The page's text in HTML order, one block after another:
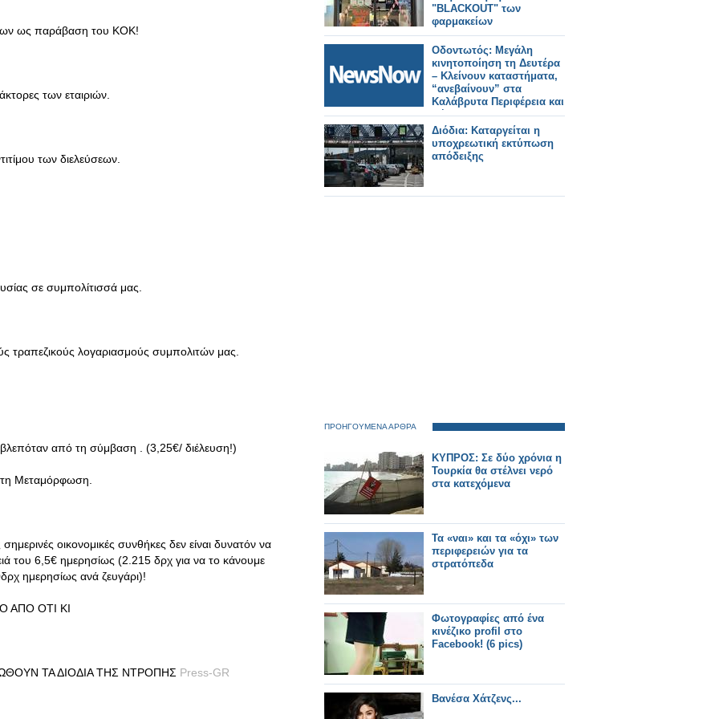
ως παράβαση του ΚΟΚ!
των εταιριών.
των διελεύσεων.
σε συμπολίτισσά μας.
λογαριασμούς συμπολιτών μας.
από τη σύμβαση . (3,25€/ διέλευση!)
Μεταμόρφωση.
οικονομικές συνθήκες δεν είναι δυνατόν να
του 6,5€ ημερησίως (2.215 δρχ για να το κάνουμε
ημερησίως ανά ζευγάρι)!
ΑΠΟ ΟΤΙ ΚΙ
ΤΑ ΔΙΟΔΙΑ ΤΗΣ ΝΤΡΟΠΗΣ Press-GR
"BLACKOUT" των
φαρμακείων
Οδοντωτός: Μεγάλη
κινητοποίηση τη Δευτέρα
– Κλείνουν καταστήματα,
“ανεβαίνουν” στα
Καλάβρυτα Περιφέρεια και
Δήμοι
Διόδια: Καταργείται η
υποχρεωτική εκτύπωση
απόδειξης
ΠΡΟΗΓΟΥΜΕΝΑ ΑΡΘΡΑ
ΚΥΠΡΟΣ: Σε δύο χρόνια η
Τουρκία θα στέλνει νερό
στα κατεχόμενα
Τα «ναι» και τα «όχι» των
περιφερειών για τα
στρατόπεδα
Φωτογραφίες από ένα
κινέζικο profil στο
Facebook! (6 pics)
Βανέσα Χάτζενς...